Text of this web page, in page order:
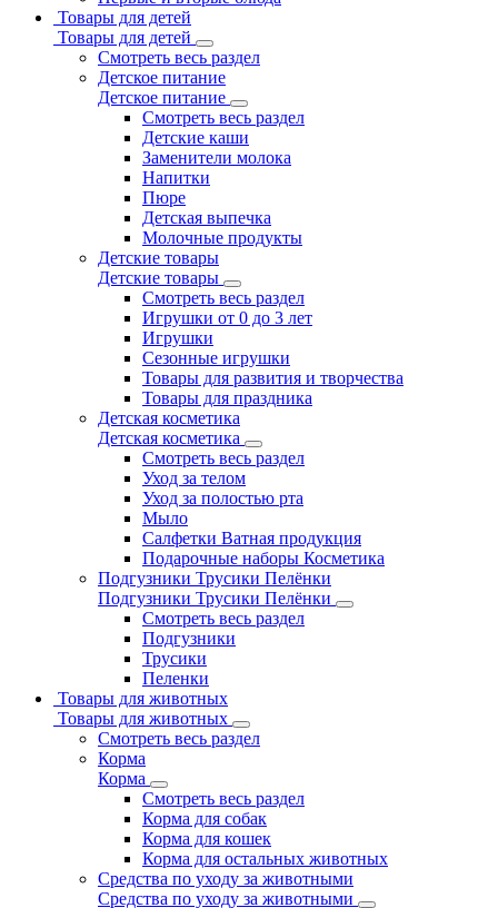
Товары для детей
Товары для детей
Смотреть весь раздел
Детское питание
Детское питание
Смотреть весь раздел
Детские каши
Заменители молока
Напитки
Пюре
Детская выпечка
Молочные продукты
Детские товары
Детские товары
Смотреть весь раздел
Игрушки от 0 до 3 лет
Игрушки
Сезонные игрушки
Товары для развития и творчества
Товары для праздника
Детская косметика
Детская косметика
Смотреть весь раздел
Уход за телом
Уход за полостью рта
Мыло
Салфетки Ватная продукция
Подарочные наборы Косметика
Подгузники Трусики Пелёнки
Подгузники Трусики Пелёнки
Смотреть весь раздел
Подгузники
Трусики
Пеленки
Товары для животных
Товары для животных
Смотреть весь раздел
Корма
Корма
Смотреть весь раздел
Корма для собак
Корма для кошек
Корма для остальных животных
Средства по уходу за животными
Средства по уходу за животными